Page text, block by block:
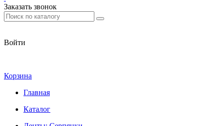
Заказать звонок
Войти
Корзина
Главная
Каталог